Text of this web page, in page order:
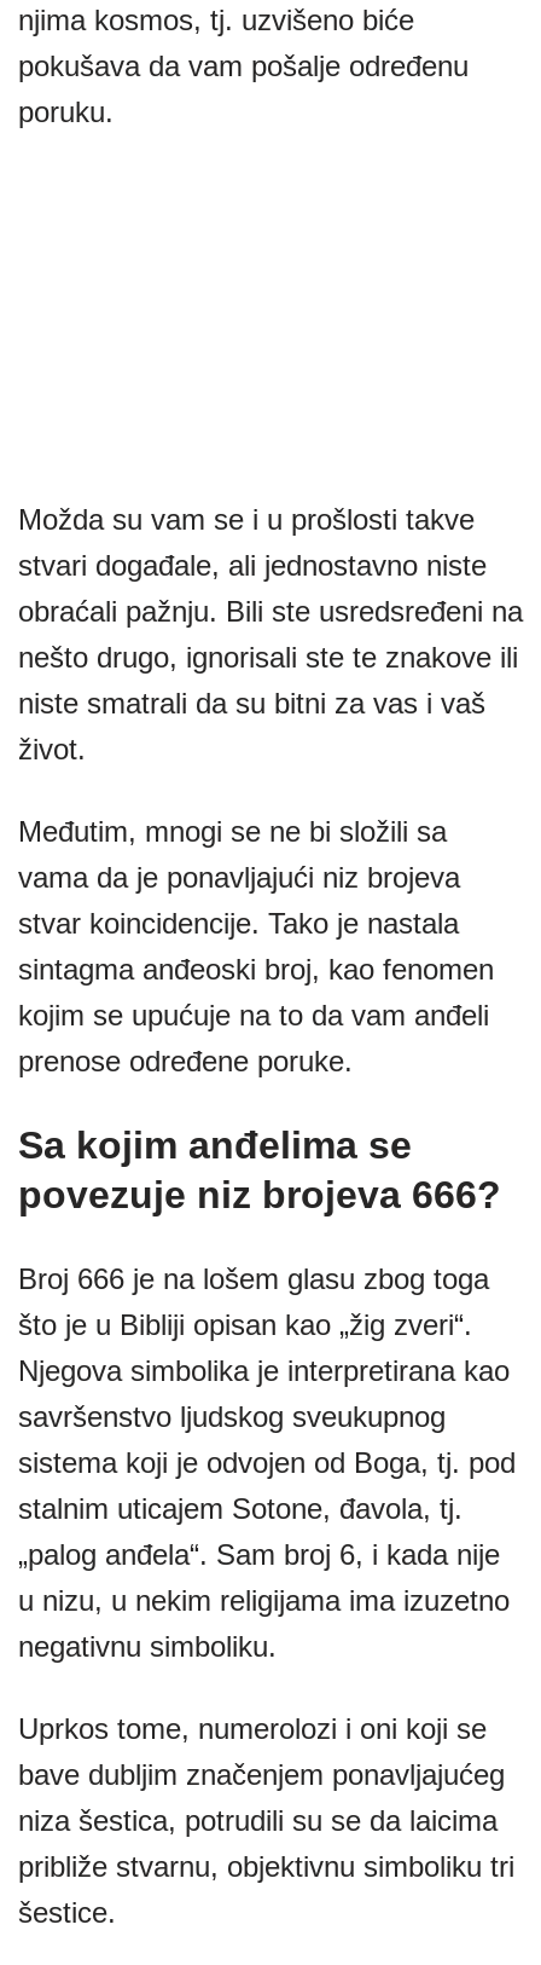
njima kosmos, tj. uzvišeno biće
pokušava da vam pošalje određenu
poruku.
Možda su vam se i u prošlosti takve
stvari događale, ali jednostavno niste
obraćali pažnju. Bili ste usredsređeni na
nešto drugo, ignorisali ste te znakove ili
niste smatrali da su bitni za vas i vaš
život.
Međutim, mnogi se ne bi složili sa
vama da je ponavljajući niz brojeva
stvar koincidencije. Tako je nastala
sintagma anđeoski broj, kao fenomen
kojim se upućuje na to da vam anđeli
prenose određene poruke.
Sa kojim anđelima se
povezuje niz brojeva 666?
Broj 666 je na lošem glasu zbog toga
što je u Bibliji opisan kao „žig zveri“.
Njegova simbolika je interpretirana kao
savršenstvo ljudskog sveukupnog
sistema koji je odvojen od Boga, tj. pod
stalnim uticajem Sotone, đavola, tj.
„palog anđela“. Sam broj 6, i kada nije
u nizu, u nekim religijama ima izuzetno
negativnu simboliku.
Uprkos tome, numerolozi i oni koji se
bave dubljim značenjem ponavljajućeg
niza šestica, potrudili su se da laicima
približe stvarnu, objektivnu simboliku tri
šestice.